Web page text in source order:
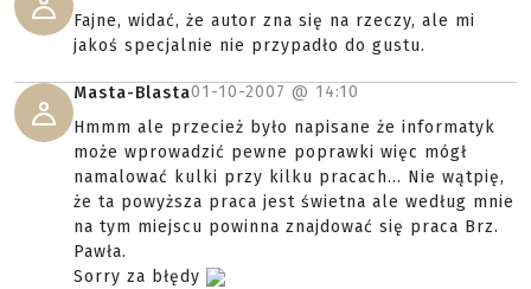
Fajne, widać, że autor zna się na rzeczy, ale mi
jakoś specjalnie nie przypadło do gustu.
Masta-Blasta01-10-2007 @ 14:10
Hmmm ale przecież było napisane że informatyk
może wprowadzić pewne poprawki więc mógł
namalować kulki przy kilku pracach... Nie wątpię,
że ta powyższa praca jest świetna ale według mnie
na tym miejscu powinna znajdować się praca Brz.
Pawła.
Sorry za błędy